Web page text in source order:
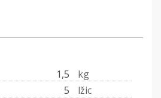
1,5
kg
5
lžic